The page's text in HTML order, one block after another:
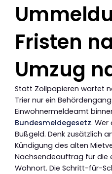
Fristen
Umzug
Statt Zollpapieren wartet
Trier nur ein
Einwohnermeldeamt
Bundesmeldegesetz. Wer
Bußgeld. Denk zusätzlich
Kündigung des alten
Nachsendeauftrag für die
Wohnort. Die Schritt-für-